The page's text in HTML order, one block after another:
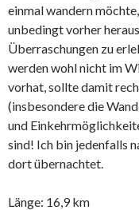
einmal wandern
unbedingt vorher
Überraschungen zu
werden wohl nicht im
vorhat, sollte damit
(insbesondere die
und
sind! Ich bin jedenfalls
dort übernachtet.
Länge: 16,9 km